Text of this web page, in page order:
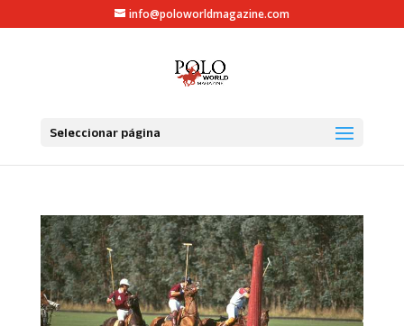
info@poloworldmagazine.com
Seleccionar página